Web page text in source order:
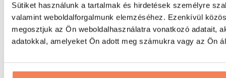
Sütiket használunk a tartalmak és hirdetések személyre
valamint weboldalforgalmunk elemzéséhez. Ezenkívül
megosztjuk az Ön weboldalhasználatra vonatkozó adatait,
adatokkal, amelyeket Ön adott meg számukra vagy az Ön
Futás
Küzdősportok
Kerékpározás
Jóga és pilates
Úszás
Túrázás